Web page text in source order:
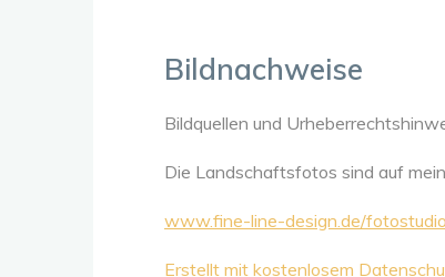
Bildnachweise
Bildquellen und
Die Landschaftsfotos sind auf
www.fine-line-design.de/
Erstellt mit kostenlosem